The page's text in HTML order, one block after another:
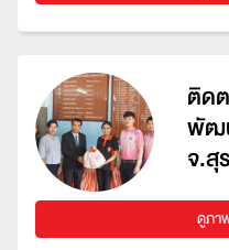
ติด
พัฒ
จ.สุ
ดูภา